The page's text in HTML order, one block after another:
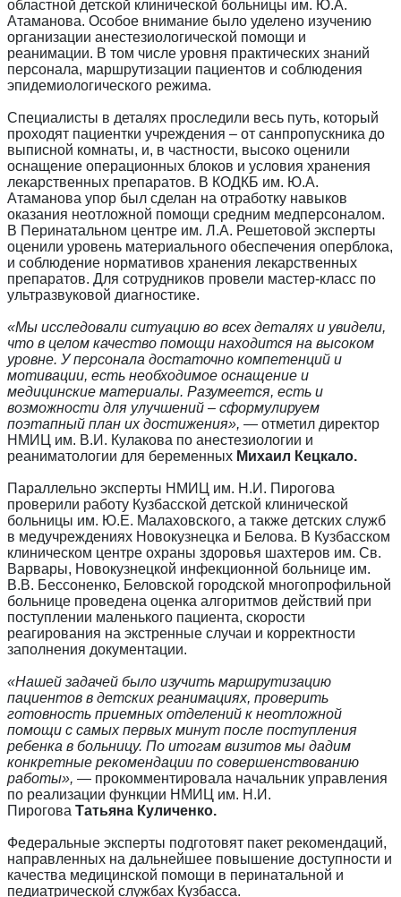
областной детской клинической больницы им. Ю.А.
Атаманова. Особое внимание было уделено изучению
организации анестезиологической помощи и
реанимации. В том числе уровня практических знаний
персонала, маршрутизации пациентов и соблюдения
эпидемиологического режима.
Специалисты в деталях проследили весь путь, который
проходят пациентки учреждения – от санпропускника до
выписной комнаты, и, в частности, высоко оценили
оснащение операционных блоков и условия хранения
лекарственных препаратов. В КОДКБ им. Ю.А.
Атаманова упор был сделан на отработку навыков
оказания неотложной помощи средним медперсоналом.
В Перинатальном центре им. Л.А. Решетовой эксперты
оценили уровень материального обеспечения оперблока,
и соблюдение нормативов хранения лекарственных
препаратов. Для сотрудников провели мастер-класс по
ультразвуковой диагностике.
«Мы исследовали ситуацию во всех деталях и увидели,
что в целом качество помощи находится на высоком
уровне. У персонала достаточно компетенций и
мотивации, есть необходимое оснащение и
медицинские материалы. Разумеется, есть и
возможности для улучшений – сформулируем
поэтапный план их достижения», — отметил директор
НМИЦ им. В.И. Кулакова по анестезиологии и
реаниматологии для беременных Михаил Кецкало.
Параллельно эксперты НМИЦ им. Н.И. Пирогова
проверили работу Кузбасской детской клинической
больницы им. Ю.Е. Малаховского, а также детских служб
в медучреждениях Новокузнецка и Белова. В Кузбасском
клиническом центре охраны здоровья шахтеров им. Св.
Варвары, Новокузнецкой инфекционной больнице им.
В.В. Бессоненко, Беловской городской многопрофильной
больнице проведена оценка алгоритмов действий при
поступлении маленького пациента, скорости
реагирования на экстренные случаи и корректности
заполнения документации.
«Нашей задачей было изучить маршрутизацию
пациентов в детских реанимациях, проверить
готовность приемных отделений к неотложной
помощи с самых первых минут после поступления
ребенка в больницу. По итогам визитов мы дадим
конкретные рекомендации по совершенствованию
работы», — прокомментировала начальник управления
по реализации функции НМИЦ им. Н.И.
Пирогова Татьяна Куличенко.
Федеральные эксперты подготовят пакет рекомендаций,
направленных на дальнейшее повышение доступности и
качества медицинской помощи в перинатальной и
педиатрической службах Кузбасса.